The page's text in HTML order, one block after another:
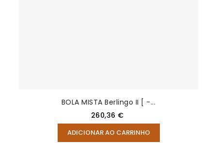
BOLA MISTA Berlingo II [ -...
Preço
260,36 €
ADICIONAR AO CARRINHO